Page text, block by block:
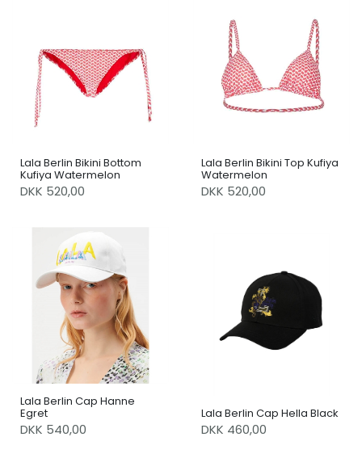
Lala Berlin Bikini Bottom
Kufiya Watermelon
DKK 520,00
Lala Berlin Bikini Top Kufiya
Watermelon
DKK 520,00
Lala Berlin Cap Hanne
Egret
DKK 540,00
Lala Berlin Cap Hella Black
DKK 460,00